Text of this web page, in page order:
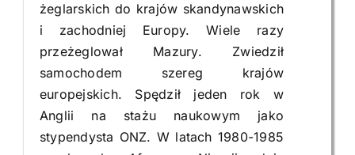
żeglarskich do krajów skandynawskich
i zachodniej Europy. Wiele razy
przeżeglował Mazury. Zwiedził
samochodem szereg krajów
europejskich. Spędził jeden rok w
Anglii na stażu naukowym jako
stypendysta ONZ. W latach 1980-1985